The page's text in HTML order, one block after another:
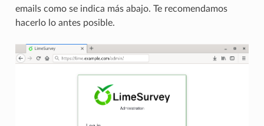
emails como se indica más abajo. Te recomendamos
hacerlo lo antes posible.